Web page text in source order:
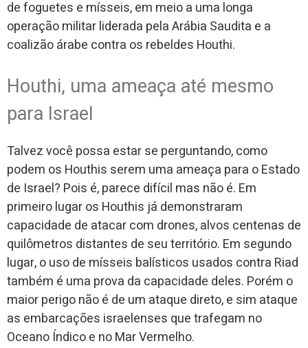
de foguetes e mísseis, em meio a uma longa
operação militar liderada pela Arábia Saudita e a
coalizão árabe contra os rebeldes Houthi.
Houthi, uma ameaça até mesmo
para Israel
Talvez você possa estar se perguntando, como
podem os Houthis serem uma ameaça para o Estado
de Israel? Pois é, parece difícil mas não é. Em
primeiro lugar os Houthis já demonstraram
capacidade de atacar com drones, alvos centenas de
quilômetros distantes de seu território. Em segundo
lugar, o uso de mísseis balísticos usados contra Riad
também é uma prova da capacidade deles. Porém o
maior perigo não é de um ataque direto, e sim ataque
as embarcações israelenses que trafegam no
Oceano Índico e no Mar Vermelho.